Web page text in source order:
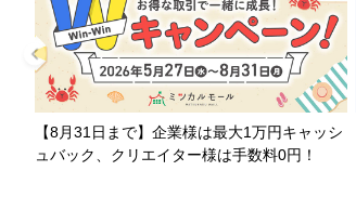
【8月31日まで】企業様は最大1万円キャッシ
ュバック、クリエイター様は手数料0円！